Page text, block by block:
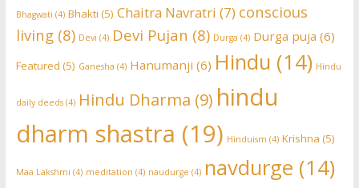
Bhagwati (4) Bhakti (5) Chaitra Navratri (7) conscious
living(8) Devi (4) Devi Pujan (8) Durga (4) Durga puja (6)
Featured (5) Ganesha (4) Hanumanji (6) Hindu (14) Hindu
daily deeds(4) Hindu Dharma (9) hindu
dharm shastra (19) Hinduism (4) Krishna (5)
Maa Lakshmi (4) meditation (4) naudurge (4) navdurge (14)